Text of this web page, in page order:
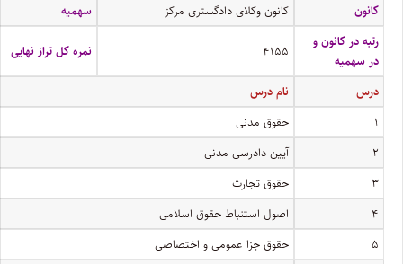
کانون
کانون وکلای دادگستری مرکز
سهمیه
رتبه در کانون و
در سهمیه
۴۱۵۵ نمره کل تراز نهایی
درس
نام درس
۱
حقوق مدنی
۲
آیین دادرسی مدنی
۳
حقوق تجارت
۴
اصول استنباط حقوق اسلامی
۵
حقوق جزا عمومی و اختصاصی